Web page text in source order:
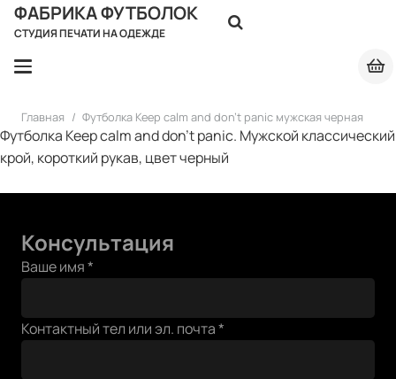
ФАБРИКА ФУТБОЛОК
СТУДИЯ ПЕЧАТИ НА ОДЕЖДЕ
Главная / Футболка Keep calm and don’t panic мужская черная
Футболка Keep calm and don't panic. Мужской классический
крой, короткий рукав, цвет черный
Консультация
Ваше
Ваше имя*
Контактный тел или эл. почта*